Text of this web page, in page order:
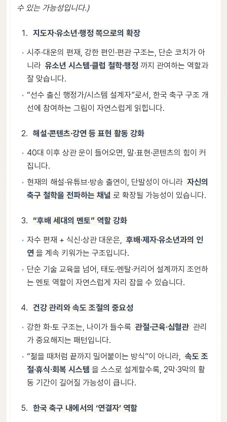
수 있는 가능성입니다.)
지도자·유소년·행정 쪽으로의 확장
시주·대운의 편재, 강한 편인·편관 구조는, 단순 코치가 아
니라 유소년 시스템·클럽 철학·행정 까지 관여하는 역할과
잘 맞습니다.
“선수 출신 행정가/시스템 설계자”로서, 한국 축구 구조 개
선에 참여하는 그림이 자연스럽게 읽힙니다.
해설·콘텐츠·강연 등 표현 활동 강화
40대 이후 상관 운이 들어오면, 말·표현·콘텐츠의 힘이 커
집니다.
현재의 해설·유튜브·방송 출연이, 단발성이 아니라 자신의
축구 철학을 전파하는 채널 로 확장될 가능성이 있습니다.
“후배 세대의 멘토” 역할 강화
자수 편재 + 식신·상관 대운은, 후배·제자·유소년과의 인
연 을 계속 키워가는 구조입니다.
단순 기술 교육을 넘어, 태도·멘탈·커리어 설계까지 조언하
는 멘토 역할이 자연스럽게 자리 잡을 수 있습니다.
건강 관리와 속도 조절의 중요성
강한 화·토 구조는, 나이가 들수록 관절·근육·심혈관 관리
가 중요해지는 패턴입니다.
“젊을 때처럼 끝까지 밀어붙이는 방식”이 아니라, 속도 조
절·휴식·회복 시스템 을 스스로 설계할수록, 2막·3막의 활
동 기간이 길어질 가능성이 큽니다.
한국 축구 내에서의 ‘연결자’ 역할